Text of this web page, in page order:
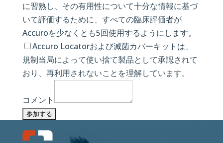
に習熟し、その有用性について十分な情報に基づ
いて評価するために、すべての臨床評価者が
Accuroを少なくとも5回使用するようにします。
Accuro Locatorおよび滅菌カバーキットは、
規制当局によって使い捨て製品として承認されて
おり、再利用されないことを理解しています。
コメント